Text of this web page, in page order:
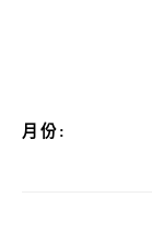
月份: